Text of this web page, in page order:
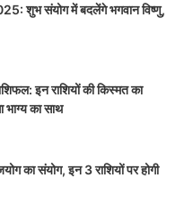
शुभ संयोग में बदलेंगे भगवान विष्णु,
इन राशियों की किस्मत का
भाग्य का साथ
का संयोग, इन 3 राशियों पर होगी